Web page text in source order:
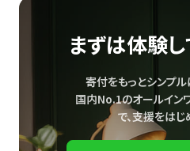
まずは体験し
寄付をもっとシンプル
国内No.1のオールイン
で、支援をはじ